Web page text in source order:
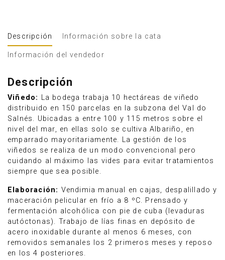
Descripción Información sobre la cata
Información del vendedor
Descripción
Viñedo: La bodega trabaja 10 hectáreas de viñedo
distribuido en 150 parcelas en la subzona del Val do
Salnés. Ubicadas a entre 100 y 115 metros sobre el
nivel del mar, en ellas solo se cultiva Albariño, en
emparrado mayoritariamente. La gestión de los
viñedos se realiza de un modo convencional pero
cuidando al máximo las vides para evitar tratamientos
siempre que sea posible.
Elaboración: Vendimia manual en cajas, despalillado y
maceración pelicular en frío a 8 ºC. Prensado y
fermentación alcohólica con pie de cuba (levaduras
autóctonas). Trabajo de lías finas en depósito de
acero inoxidable durante al menos 6 meses, con
removidos semanales los 2 primeros meses y reposo
en los 4 posteriores.